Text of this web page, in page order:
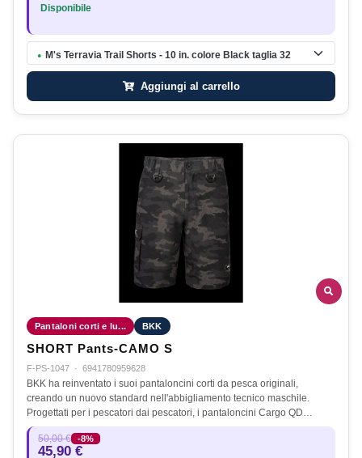
Disponibile
● M's Terravia Trail Shorts - 10 in. colore Black taglia 32
Aggiungi al carrello
Pantaloni corti e lu... BKK
SHORT Pants-CAMO S
F-PS-1047 · 6941780959628
BKK ha reinventato i suoi pantaloncini corti da pesca originali,
creando un nuovo standard nell'abbigliamento tecnico maschile.
Progettati per i pescatori dai pescatori, i pantaloncini Cargo QD…
50,00 € -8%
45,90 €